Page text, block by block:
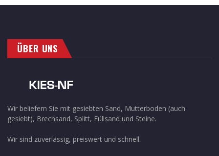
ÜBER UNS
Wir beliefern Sie mit gesiebten Sand, Mutterboden (auch
gesiebt), Brechsand, Splitt, Füllsand und Steine.
Wir sind zuverlässig, preiswert und schnell.